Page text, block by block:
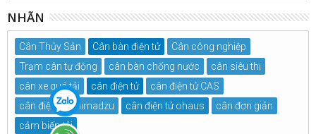
NHÃN
Cân Thủy Sản Cân bàn điện tử
Cân công nghiệp
Trạm cân tự động
cân bàn chống nước
cân siêu thị
cân xe quá tải
cân điện tử
cân điện tử CAS
cân điện tử Shimadzu
cân điện tử ohaus
cân đơn giản
cảm biến tải